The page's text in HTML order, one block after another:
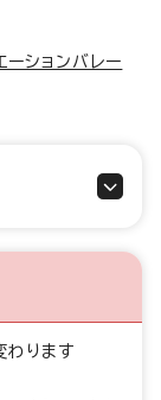
ションバレー
ります